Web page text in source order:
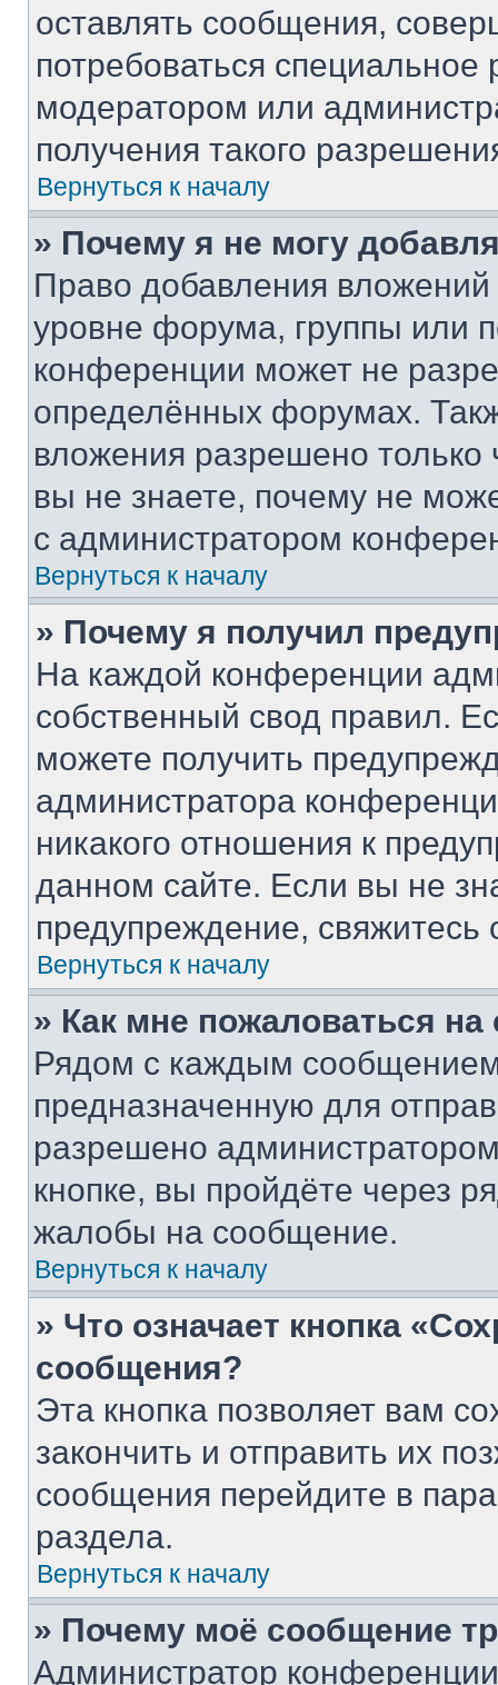
оставлять сообщения,
потребоваться
модератором или
получения такого
Вернуться к началу
» Почему я не могу
Право добавления
уровне форума, группы или
конференции может не
определённых форумах.
вложения разрешено
вы не знаете, почему не
с администратором
Вернуться к началу
» Почему я получил
На каждой конференции
собственный свод правил.
можете получить
администратора
никакого отношения к
данном сайте. Если вы не
предупреждение,
Вернуться к началу
» Как мне пожаловаться
Рядом с каждым сообщением
предназначенную для
разрешено
кнопке, вы пройдёте через
жалобы на сообщение.
Вернуться к началу
» Что означает кнопка
сообщения?
Эта кнопка позволяет вам
закончить и отправить их
сообщения перейдите в
раздела.
Вернуться к началу
» Почему моё сообщение
Администратор